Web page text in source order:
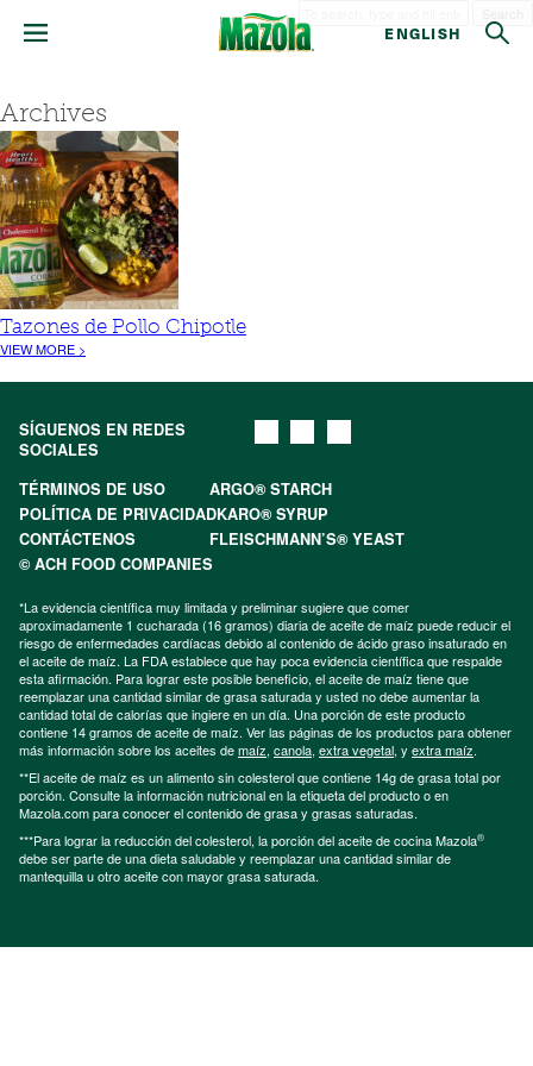
ENGLISH
Archives
Tazones de Pollo Chipotle
VIEW MORE >
SÍGUENOS EN REDES
SOCIALES
TÉRMINOS DE USO
ARGO® STARCH
POLÍTICA DE PRIVACIDADKARO® SYRUP
CONTÁCTENOS
FLEISCHMANN’S® YEAST
© ACH FOOD COMPANIES
*La evidencia científica muy limitada y preliminar sugiere que comer
aproximadamente 1 cucharada (16 gramos) diaria de aceite de maíz puede reducir el
riesgo de enfermedades cardíacas debido al contenido de ácido graso insaturado en
el aceite de maíz. La FDA establece que hay poca evidencia científica que respalde
esta afirmación. Para lograr este posible beneficio, el aceite de maíz tiene que
reemplazar una cantidad similar de grasa saturada y usted no debe aumentar la
cantidad total de calorías que ingiere en un día. Una porción de este producto
contiene 14 gramos de aceite de maíz. Ver las páginas de los productos para obtener
más información sobre los aceites demaíz, canola, extra vegetal, y extra maíz.
**El aceite de maíz es un alimento sin colesterol que contiene 14g de grasa total por
porción. Consulte la información nutricional en la etiqueta del producto o en
Mazola.com para conocer el contenido de grasa y grasas saturadas.
***Para lograr la reducción del colesterol, la porción del aceite de cocina Mazola®
debe ser parte de una dieta saludable y reemplazar una cantidad similar de
mantequilla u otro aceite con mayor grasa saturada.